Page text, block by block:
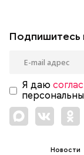
Подпишитесь
Я даю
Новости